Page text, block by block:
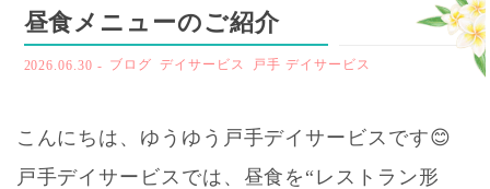
昼食メニューのご紹介
2026.06.30 - ブログ デイサービス 戸手 デイサービス
こんにちは、ゆうゆう戸手デイサービスです😊
戸手デイサービスでは、昼食を“レストラン形